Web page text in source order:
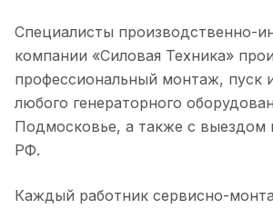
Специалисты производственно-
компании «Силовая Техника»
профессиональный монтаж, пуск
любого генераторного
Подмосковье, а также с выездом
РФ.
Каждый работник сервисно-